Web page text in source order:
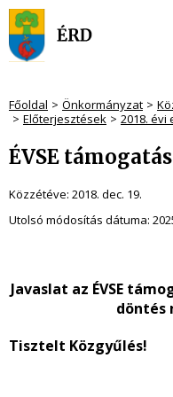
Főoldal Önkormányzat
Előterjesztések
2018.
ÉVSE
Közzétéve: 2018. dec. 19.
Utolsó módosítás dátuma:
Javaslat az ÉVSE
döntés
Tisztelt Közgyűlés!